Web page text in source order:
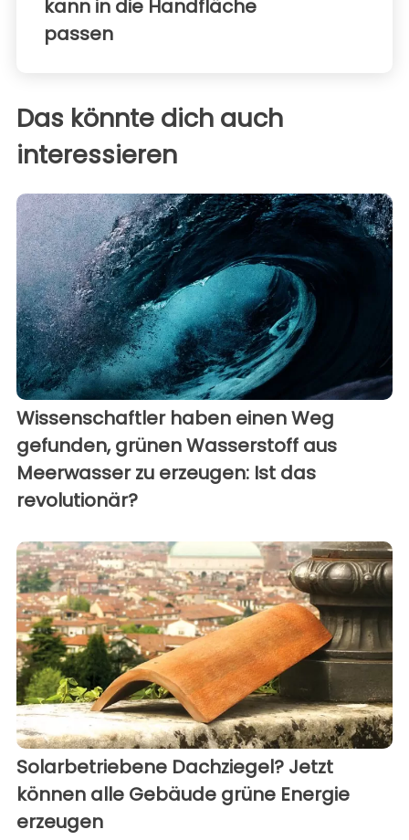
kann in die Handfläche
passen
Das könnte dich auch
interessieren
Wissenschaftler haben einen Weg
gefunden, grünen Wasserstoff aus
Meerwasser zu erzeugen: Ist das
revolutionär?
Solarbetriebene Dachziegel? Jetzt
können alle Gebäude grüne Energie
erzeugen